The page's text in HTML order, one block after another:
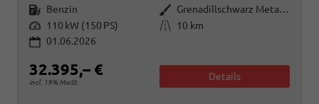
Kraftstoff Benzin Außenfarbe
Grenadillschwarz Metallic
Leistung 110 kW (150 PS) Kilometerstand
10 km
01.06.2026
32.395,– €
incl. 19% MwSt.
Details